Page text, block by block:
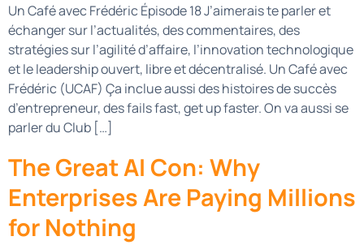
Un Café avec Frédéric Épisode 18 J’aimerais te parler et
échanger sur l’actualités, des commentaires, des
stratégies sur l’agilité d’affaire, l’innovation technologique
et le leadership ouvert, libre et décentralisé. Un Café avec
Frédéric (UCAF) Ça inclue aussi des histoires de succès
d’entrepreneur, des fails fast, get up faster. On va aussi se
parler du Club […]
The Great AI Con: Why
Enterprises Are Paying Millions
for Nothing